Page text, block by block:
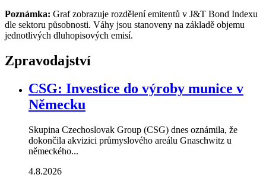
Poznámka: Graf zobrazuje rozdělení emitentů v J&T Bond Indexu
dle sektoru působnosti. Váhy jsou stanoveny na základě objemu
jednotlivých dluhopisových emisí.
Zpravodajství
CSG: Investice do výroby munice v
Německu
Skupina Czechoslovak Group (CSG) dnes oznámila, že
dokončila akvizici průmyslového areálu Gnaschwitz u
německého...
4.8.2026